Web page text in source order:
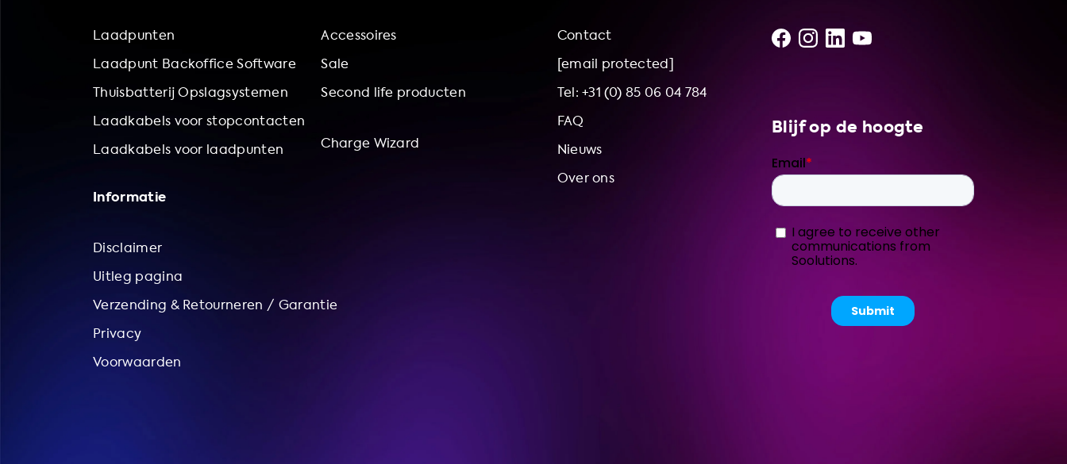
Laadpunten
Laadpunt Backoffice Software
Thuisbatterij Opslagsystemen
Laadkabels voor stopcontacten
Laadkabels voor laadpunten
Accessoires
Sale
Second life producten
Charge Wizard
Contact
[email protected]
Tel: +31 (0) 85 06 04 784
FAQ
Nieuws
Over ons
Informatie
Disclaimer
Uitleg pagina
Verzending & Retourneren / Garantie
Privacy
Voorwaarden
Blijf op de hoogte